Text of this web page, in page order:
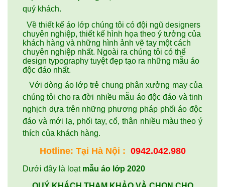
quý khách.
Về thiết kế áo lớp chúng tôi có đội ngũ designers
chuyên nghiệp, thiết kế hình họa theo ý tưởng của
khách hàng và những hình ảnh vẽ tay một cách
chuyên nghiệp nhất. Ngoài ra chúng tôi có thể
design typography tuyệt đẹp tạo ra những mẫu áo
độc đáo nhất.
Với dòng áo lớp trẻ chung phân xưởng may của
chúng tôi cho ra đời nhiều mẫu áo độc đáo và tinh
nghịch dựa trên những phương pháp phối áo độc
đáo và mới lạ, phối tay, cổ, thân nhiều màu theo ý
thích của khách hàng.
Hotline: Tại Hà Nội : 0942.042.980
Dưới đây là loạt mẫu áo lớp 2020